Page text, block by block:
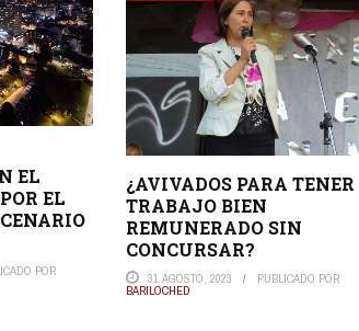
EL
EL
POR
¿AVIVADOS PARA TENER
TRABAJO BIEN
REMUNERADO SIN
CONCURSAR?
31 AGOSTO, 2023 PUBLICADO POR
BARILOCHED